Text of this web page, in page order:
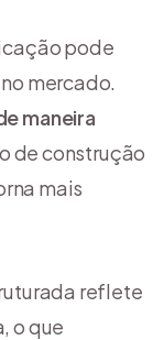
pode
mercado.
maneira
de construção
mais
reflete
o que